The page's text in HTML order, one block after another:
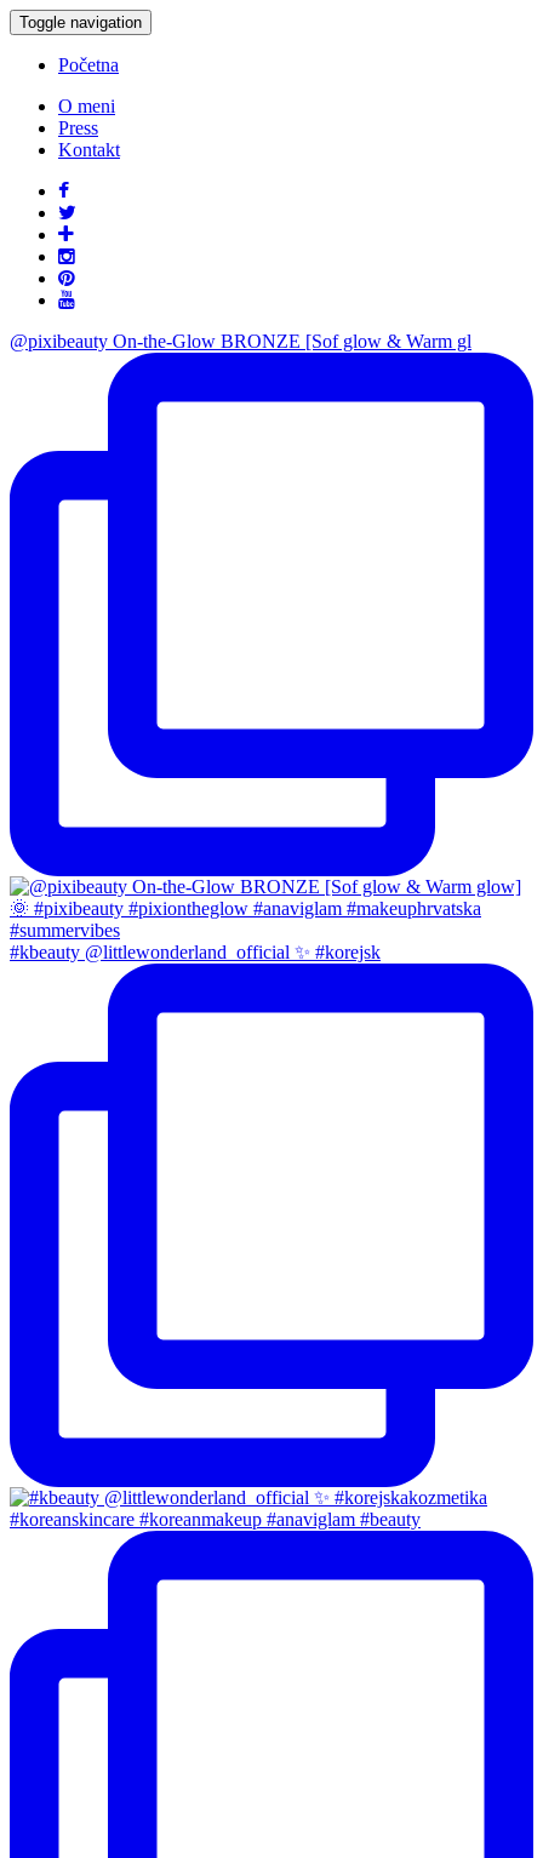
Toggle navigation
Početna
O meni
Press
Kontakt
@pixibeauty On-the-Glow BRONZE [Sof glow & Warm gl
#kbeauty @littlewonderland_official ✨ #korejsk